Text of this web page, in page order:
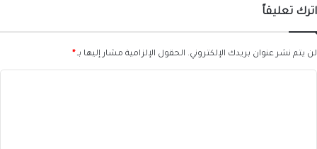
اترك تعليقاً
لن يتم نشر عنوان بريدك الإلكتروني. الحقول الإلزامية مشار إليها بـ *